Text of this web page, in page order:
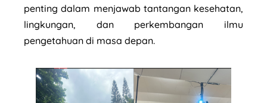
penting dalam menjawab tantangan kesehatan,
lingkungan, dan perkembangan ilmu
pengetahuan di masa depan.